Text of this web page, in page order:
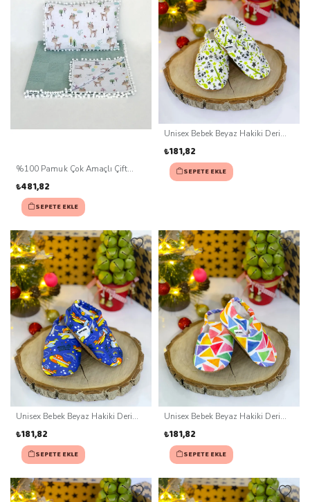
%100 Pamuk Çok Amaçlı Çift
₺481,82
SEPETE EKLE
Unisex Bebek Beyaz Hakiki Deri
₺181,82
SEPETE EKLE
Unisex Bebek Beyaz Hakiki Deri
₺181,82
SEPETE EKLE
Unisex Bebek Beyaz Hakiki Deri
₺181,82
SEPETE EKLE